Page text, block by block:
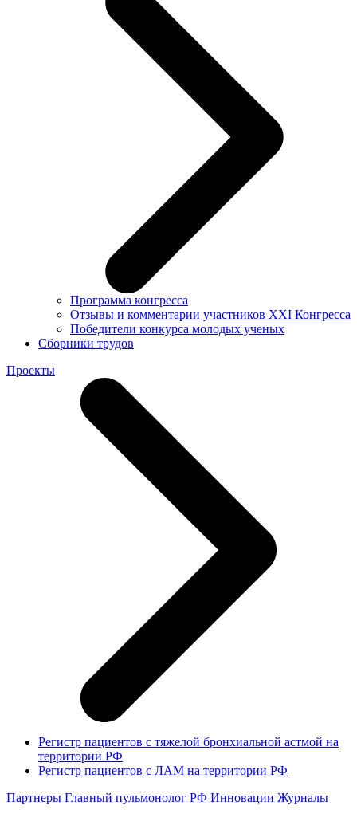
Программа конгресса
Отзывы и комментарии участников XXI Конгресса
Победители конкурса молодых ученых
Сборники трудов
Проекты
Регистр пациентов с тяжелой бронхиальной астмой на
территории РФ
Регистр пациентов с ЛАМ на территории РФ
Партнеры Главный пульмонолог РФ Инновации Журналы